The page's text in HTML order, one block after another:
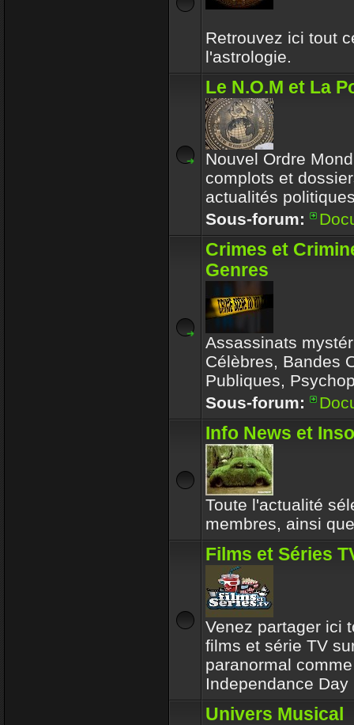
Retrouvez ici tout
l'astrologie.
Le N.O.M et La
Nouvel Ordre
complots et
actualités
Sous-forum:
Crimes et
Genres
Assassinats
Célèbres, Bandes
Publiques,
Sous-forum:
Info News et
Toute l'actualité
membres, ainsi
Films et Séries
Venez partager ici
films et série TV
paranormal
Independance
Univers Musical